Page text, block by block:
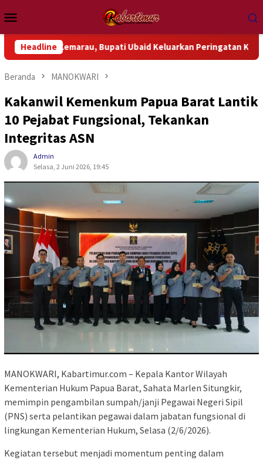
ke
kontenMobile
Headline
Kemarau, Bupati Ubaid Keluarkan Peringatan Keras
Beranda MANOKWARI
Kakanwil Kemenkum Papua Barat Lantik
10 Pejabat Fungsional, Tekankan
Integritas ASN
Admin
Selasa, 2 Juni 2026, 19:45
MANOKWARI, Kabartimur.com – Kepala Kantor Wilayah
Kementerian Hukum Papua Barat, Sahata Marlen Situngkir,
memimpin pengambilan sumpah/janji Pegawai Negeri Sipil
(PNS) serta pelantikan pegawai dalam jabatan fungsional di
lingkungan Kementerian Hukum, Selasa (2/6/2026).
Kegiatan tersebut menjadi momentum penting dalam